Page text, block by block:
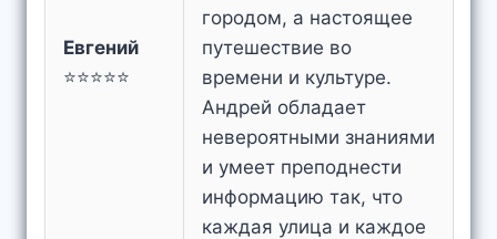
Евгений
⭐⭐⭐⭐⭐
городом, а настоящее
путешествие во
времени и культуре.
Андрей обладает
невероятными знаниями
и умеет преподнести
информацию так, что
каждая улица и каждое